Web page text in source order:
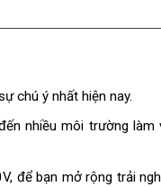
chú ý nhất hiện nay.
nhiều môi trường làm
để bạn mở rộng trải